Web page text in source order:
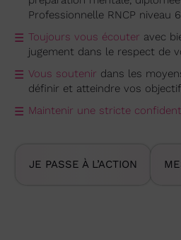
Professionnelle RNCP niveau
Toujours vous écouter avec
jugement dans le respect de
Vous soutenir dans les
définir et atteindre vos
Maintenir une stricte
JE PASSE À L’ACTION